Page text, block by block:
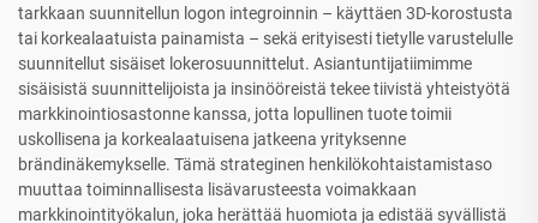
tarkkaan suunnitellun logon integroinnin – käyttäen 3D-korostusta
tai korkealaatuista painamista – sekä erityisesti tietylle varustelulle
suunnitellut sisäiset lokerosuunnittelut. Asiantuntijatiimimme
sisäisistä suunnittelijoista ja insinööreistä tekee tiivistä yhteistyötä
markkinointiosastonne kanssa, jotta lopullinen tuote toimii
uskollisena ja korkealaatuisena jatkeena yrityksenne
brändinäkemykselle. Tämä strateginen henkilökohtaistamistaso
muuttaa toiminnallisesta lisävarusteesta voimakkaan
markkinointityökalun, joka herättää huomiota ja edistää syvällistä